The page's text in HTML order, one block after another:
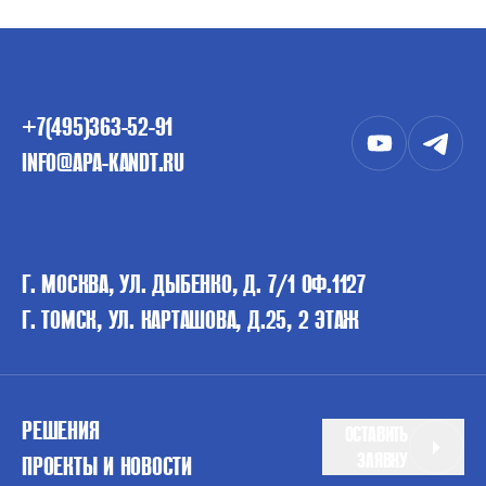
+7(495)363-52-91
INFO@APA-KANDT.RU
Г. МОСКВА, УЛ. ДЫБЕНКО, Д. 7/1 ОФ.1127
Г. ТОМСК, УЛ. КАРТАШОВА, Д.25, 2 ЭТАЖ
РЕШЕНИЯ
ПРОЕКТЫ И НОВОСТИ